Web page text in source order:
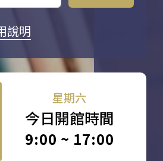
說明
星期六
今日開館時間
9:00 ~ 17:00